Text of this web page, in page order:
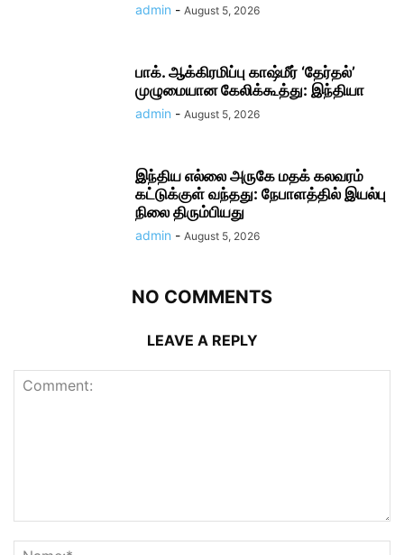
admin - August 5, 2026
பாக். ஆக்கிரமிப்பு காஷ்மீர் ‘தேர்தல்’
முழுமையான கேலிக்கூத்து: இந்தியா
admin - August 5, 2026
இந்திய எல்லை அருகே மதக் கலவரம்
கட்டுக்குள் வந்தது: நேபாளத்தில் இயல்பு
நிலை திரும்பியது
admin - August 5, 2026
NO COMMENTS
LEAVE A REPLY